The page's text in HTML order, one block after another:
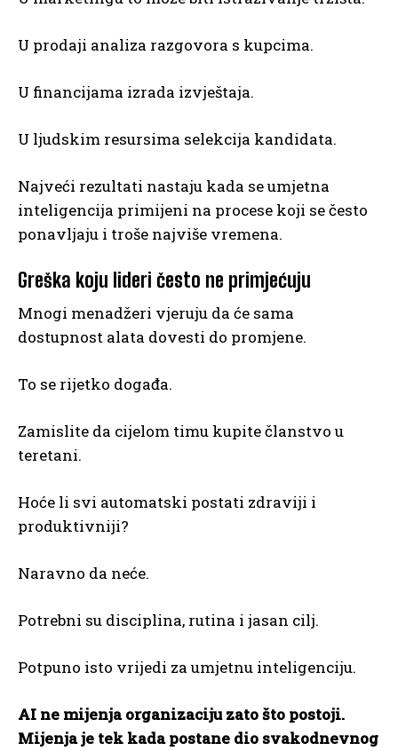
U prodaji analiza razgovora s kupcima.
U financijama izrada izvještaja.
U ljudskim resursima selekcija kandidata.
Najveći rezultati nastaju kada se umjetna
inteligencija primijeni na procese koji se često
ponavljaju i troše najviše vremena.
Greška koju lideri često ne primjećuju
Mnogi menadžeri vjeruju da će sama
dostupnost alata dovesti do promjene.
To se rijetko događa.
Zamislite da cijelom timu kupite članstvo u
teretani.
Hoće li svi automatski postati zdraviji i
produktivniji?
Naravno da neće.
Potrebni su disciplina, rutina i jasan cilj.
Potpuno isto vrijedi za umjetnu inteligenciju.
AI ne mijenja organizaciju zato što postoji.
Mijenja je tek kada postane dio svakodnevnog